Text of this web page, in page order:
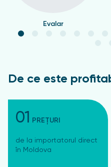
Evalar
De ce este
01 PREȚURI
de la importatorul direct
în Moldova